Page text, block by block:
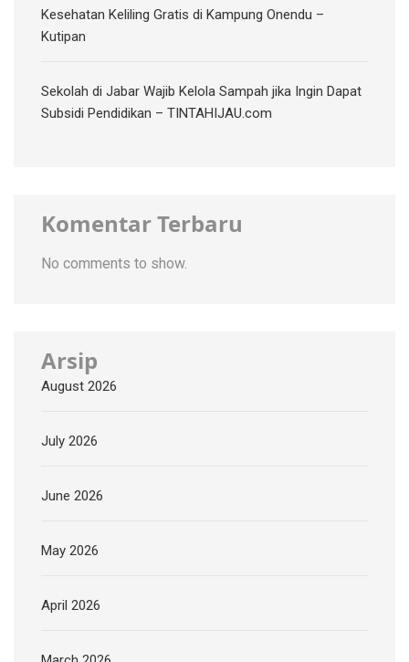
Kesehatan Keliling Gratis di Kampung Onendu –
Kutipan
Sekolah di Jabar Wajib Kelola Sampah jika Ingin Dapat
Subsidi Pendidikan – TINTAHIJAU.com
Komentar Terbaru
No comments to show.
Arsip
August 2026
July 2026
June 2026
May 2026
April 2026